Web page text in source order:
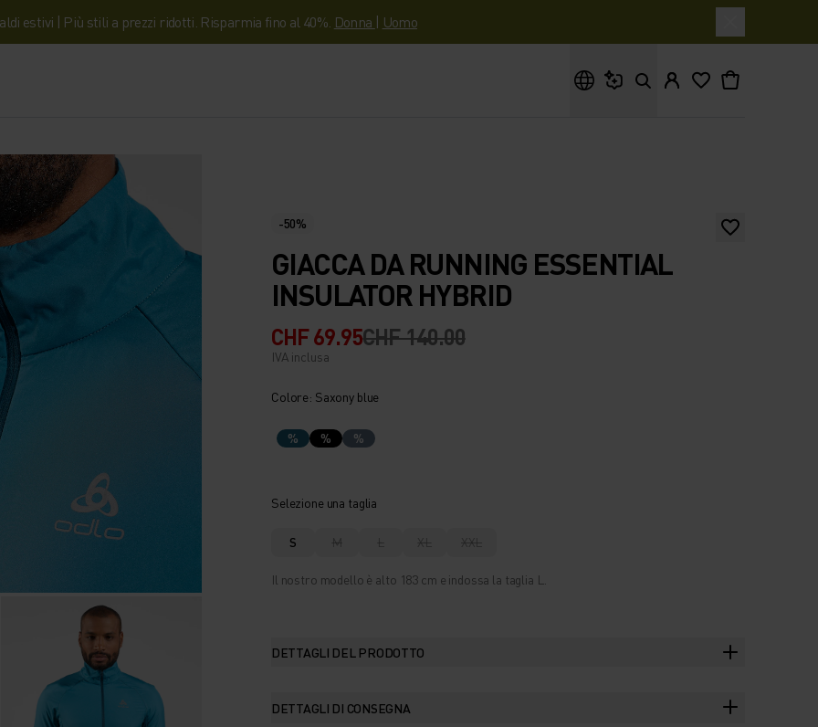
estivi | Più stili a prezzi ridotti. Risparmia fino al 40%. Donna | Uomo
-50%
GIACCA DA RUNNING ESSENTIAL
INSULATOR HYBRID
CHF 69.95CHF 140.00
IVA inclusa
Colore: Saxony blue
% % %
Selezione una taglia
S M L XL XXL
Il nostro modello è alto 183 cm e indossa la taglia L.
DETTAGLI DEL PRODOTTO
DETTAGLI DI CONSEGNA